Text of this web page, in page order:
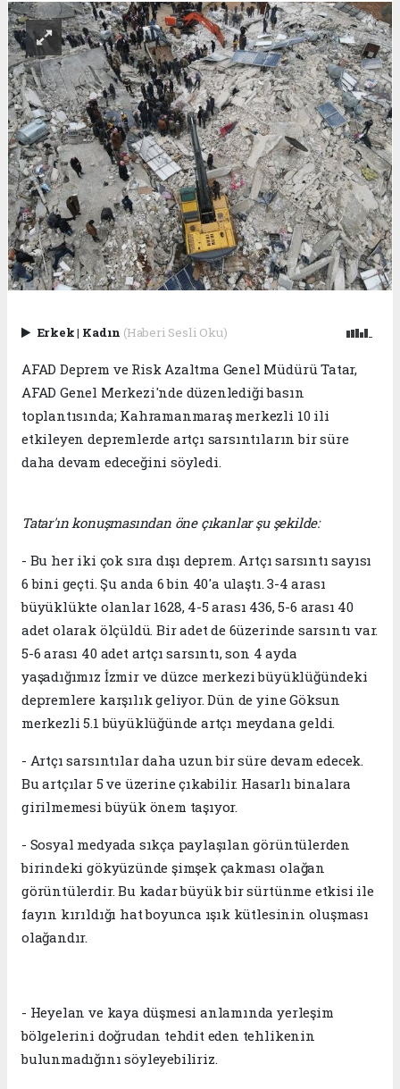
Erkek| Kadın (Haberi Sesli Oku)
AFAD Deprem ve Risk Azaltma Genel Müdürü Tatar,
AFAD Genel Merkezi'nde düzenlediği basın
toplantısında; Kahramanmaraş merkezli 10 ili
etkileyen depremlerde artçı sarsıntıların bir süre
daha devam edeceğini söyledi.
Tatar'ın konuşmasından öne çıkanlar şu şekilde:
- Bu her iki çok sıra dışı deprem. Artçı sarsıntı sayısı
6 bini geçti. Şu anda 6 bin 40'a ulaştı. 3-4 arası
büyüklükte olanlar 1628, 4-5 arası 436, 5-6 arası 40
adet olarak ölçüldü. Bir adet de 6üzerinde sarsıntı var.
5-6 arası 40 adet artçı sarsıntı, son 4 ayda
yaşadığımız İzmir ve düzce merkezi büyüklüğündeki
depremlere karşılık geliyor. Dün de yine Göksun
merkezli 5.1 büyüklüğünde artçı meydana geldi.
- Artçı sarsıntılar daha uzun bir süre devam edecek.
Bu artçılar 5 ve üzerine çıkabilir. Hasarlı binalara
girilmemesi büyük önem taşıyor.
- Sosyal medyada sıkça paylaşılan görüntülerden
birindeki gökyüzünde şimşek çakması olağan
görüntülerdir. Bu kadar büyük bir sürtünme etkisi ile
fayın kırıldığı hat boyunca ışık kütlesinin oluşması
olağandır.
- Heyelan ve kaya düşmesi anlamında yerleşim
bölgelerini doğrudan tehdit eden tehlikenin
bulunmadığını söyleyebiliriz.